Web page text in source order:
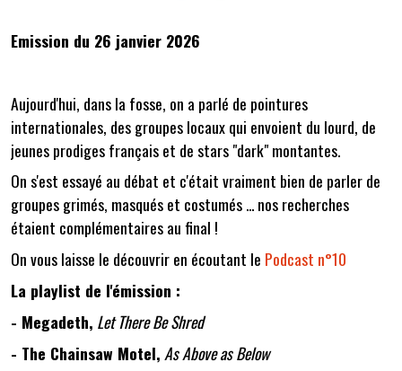
Emission du 26 janvier 2026
Aujourd'hui, dans la fosse, on a parlé de pointures
internationales, des groupes locaux qui envoient du lourd, de
jeunes prodiges français et de stars "dark" montantes.
On s'est essayé au débat et c'était vraiment bien de parler de
groupes grimés, masqués et costumés ... nos recherches
étaient complémentaires au final !
On vous laisse le découvrir en écoutant le Podcast n°10
La playlist de l'émission :
- Megadeth, Let There Be Shred
- The Chainsaw Motel, As Above as Below